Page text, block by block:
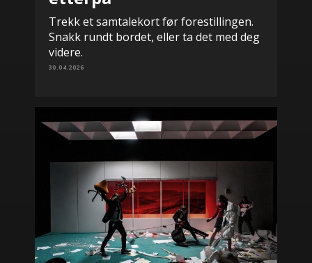
Trekk et samtalekort før forestillingen.
Snakk rundt bordet, eller ta det med deg
videre.
30.04.2026